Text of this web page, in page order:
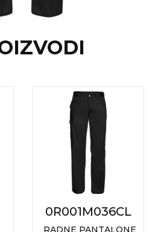
0R001M036CL
RADNE PANTALONE